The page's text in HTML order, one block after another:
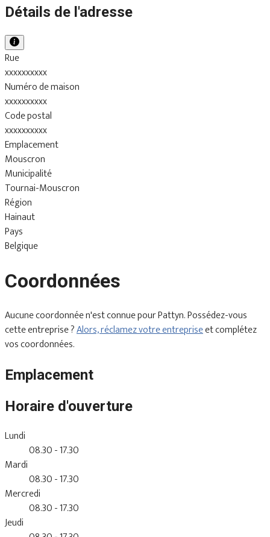
Détails de l'adresse
Rue
xxxxxxxxxx
Numéro de maison
xxxxxxxxxx
Code postal
xxxxxxxxxx
Emplacement
Mouscron
Municipalité
Tournai-Mouscron
Région
Hainaut
Pays
Belgique
Coordonnées
Aucune coordonnée n'est connue pour Pattyn. Possédez-vous
cette entreprise ?Alors, réclamez votre entrepriseet complétez
vos coordonnées.
Emplacement
Horaire d'ouverture
Lundi
08.30 - 17.30
Mardi
08.30 - 17.30
Mercredi
08.30 - 17.30
Jeudi